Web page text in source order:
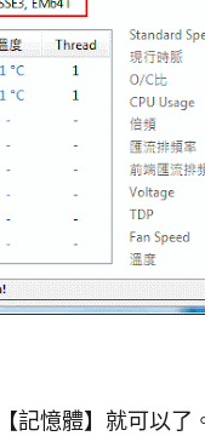
記憶體】就可以